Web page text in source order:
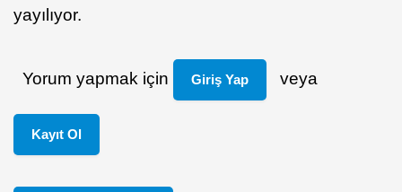
yayılıyor.
Yorum yapmak için Giriş Yap veya
Kayıt Ol